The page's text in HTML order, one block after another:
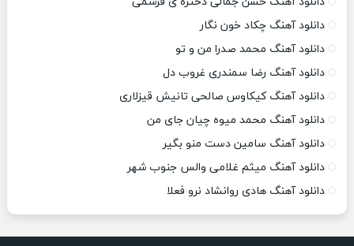
دانلود آهنگ چکاد خون نگار
دانلود آهنگ محمد صدرا من و تو
دانلود آهنگ رضا سمندری غروب دل
دانلود آهنگ کیکاوس صالحی تانیش قیزلاری
دانلود آهنگ محمد میوه چیان جای من
دانلود آهنگ سامین دست منو بگیر
دانلود آهنگ میثم غلامی والس جنوب شهر
دانلود آهنگ هادی روانشاد نرو فعلا